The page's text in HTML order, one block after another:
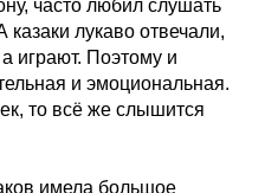
часто любил слушать
казаки лукаво отвечали,
играют. Поэтому и
и эмоциональная.
то всё же слышится
имела большое